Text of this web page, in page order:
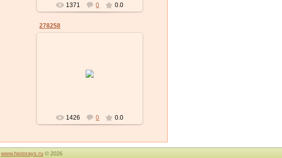
1371 0 0.0
278258
1426 0 0.0
www.historays.ru © 2026